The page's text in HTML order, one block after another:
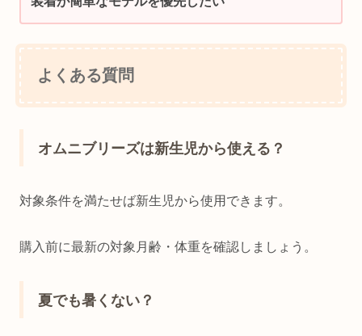
よくある質問
オムニブリーズは新生児から使える？
対象条件を満たせば新生児から使用できます。
購入前に最新の対象月齢・体重を確認しましょう。
夏でも暑くない？